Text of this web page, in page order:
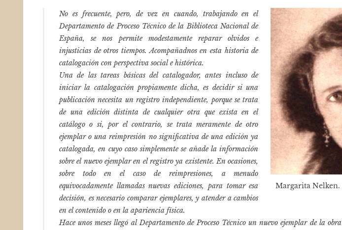
Margarita Nelken.
No es frecuente, pero, de vez en cuando, trabajando en el
Departamento de Proceso Técnico de la Biblioteca Nacional de
España, se nos permite modestamente reparar olvidos e
injusticias de otros tiempos. Acompañadnos en esta historia de
catalogación con perspectiva social e histórica.
Una de las tareas básicas del catalogador, antes incluso de
iniciar la catalogación propiamente dicha, es decidir si una
publicación necesita un registro independiente, porque se trata
de una edición distinta de cualquier otra que exista en el
catálogo o si, por el contrario, se trata meramente de otro
ejemplar o una reimpresión no significativa de una edición ya
catalogada, en cuyo caso simplemente se añade la información
sobre el nuevo ejemplar en el registro ya existente. En ocasiones,
sobre todo en el caso de reimpresiones, a menudo
equivocadamente llamadas nuevas ediciones, para tomar esa
decisión, es necesario comparar ejemplares, y atender a cambios
en el contenido o en la apariencia física.
Hace unos meses llegó al Departamento de Proceso Técnico un nuevo ejemplar de la obra